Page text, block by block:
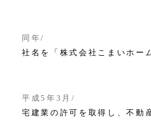
同年
社名を「株式会社こまいホー
平成5年3月
宅建業の許可を取得し、不動